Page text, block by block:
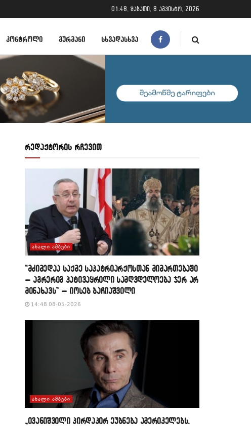
01:48, შაბათი, 8 აგვისტო, 2026
ᲙᲝᲜᲢᲠᲝᲚᲘ ᲒᲣᲠᲛᲐᲜᲘ ᲡᲮᲕᲐᲓᲐᲡᲮᲕᲐ
რედაქტორის რჩევით
ᲐᲮᲐᲚᲘ ᲐᲛᲑᲔᲑᲘ
“მძიმედაა საქმე საპატრიარქოსთან მიმართებაში
– აგრერიგ პატივაყრილი სამღვდელოება ჯერ არ
მინახავს” – იოსებ ბაჩიაშვილი
14:48 08-05-2026
ᲐᲮᲐᲚᲘ ᲐᲛᲑᲔᲑᲘ
„ივანიშვილი პირდაპირ ეუბნება ამერიკელებს,